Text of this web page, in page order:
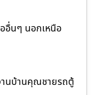
อื่นๆ นอกเหนือ
านบ้านคุณชายรถตู้